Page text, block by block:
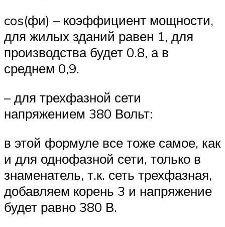
cos(фи) – коэффициент мощности,
для жилых зданий равен 1, для
производства будет 0.8, а в
среднем 0,9.
– для трехфазной сети
напряжением 380 Вольт:
в этой формуле все тоже самое, как
и для однофазной сети, только в
знаменатель, т.к. сеть трехфазная,
добавляем корень 3 и напряжение
будет равно 380 В.